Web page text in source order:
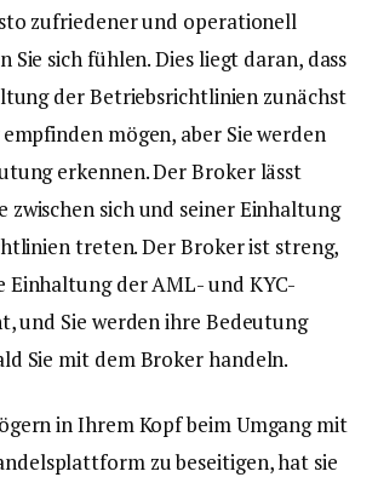
zufriedener und operationell
Sie sich fühlen. Dies liegt daran, dass
der Betriebsrichtlinien zunächst
mögen, aber Sie werden
erkennen. Der Broker lässt
zwischen sich und seiner Einhaltung
treten. Der Broker ist streng,
Einhaltung der AML- und KYC-
und Sie werden ihre Bedeutung
Sie mit dem Broker handeln.
in Ihrem Kopf beim Umgang mit
zu beseitigen, hat sie